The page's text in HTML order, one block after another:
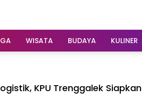
WISATA BUDAYA KULINER
KPU Trenggalek Siapkan